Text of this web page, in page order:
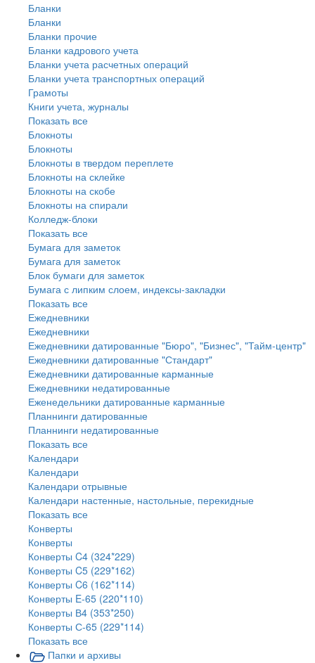
Бланки
Бланки
Бланки прочие
Бланки кадрового учета
Бланки учета расчетных операций
Бланки учета транспортных операций
Грамоты
Книги учета, журналы
Показать все
Блокноты
Блокноты
Блокноты в твердом переплете
Блокноты на склейке
Блокноты на скобе
Блокноты на спирали
Колледж-блоки
Показать все
Бумага для заметок
Бумага для заметок
Блок бумаги для заметок
Бумага с липким слоем, индексы-закладки
Показать все
Ежедневники
Ежедневники
Ежедневники датированные "Бюро", "Бизнес", "Тайм-центр"
Ежедневники датированные "Стандарт"
Ежедневники датированные карманные
Ежедневники недатированные
Еженедельники датированные карманные
Планнинги датированные
Планнинги недатированные
Показать все
Календари
Календари
Календари отрывные
Календари настенные, настольные, перекидные
Показать все
Конверты
Конверты
Конверты C4 (324*229)
Конверты C5 (229*162)
Конверты C6 (162*114)
Конверты E-65 (220*110)
Конверты В4 (353*250)
Конверты С-65 (229*114)
Показать все
Папки и архивы